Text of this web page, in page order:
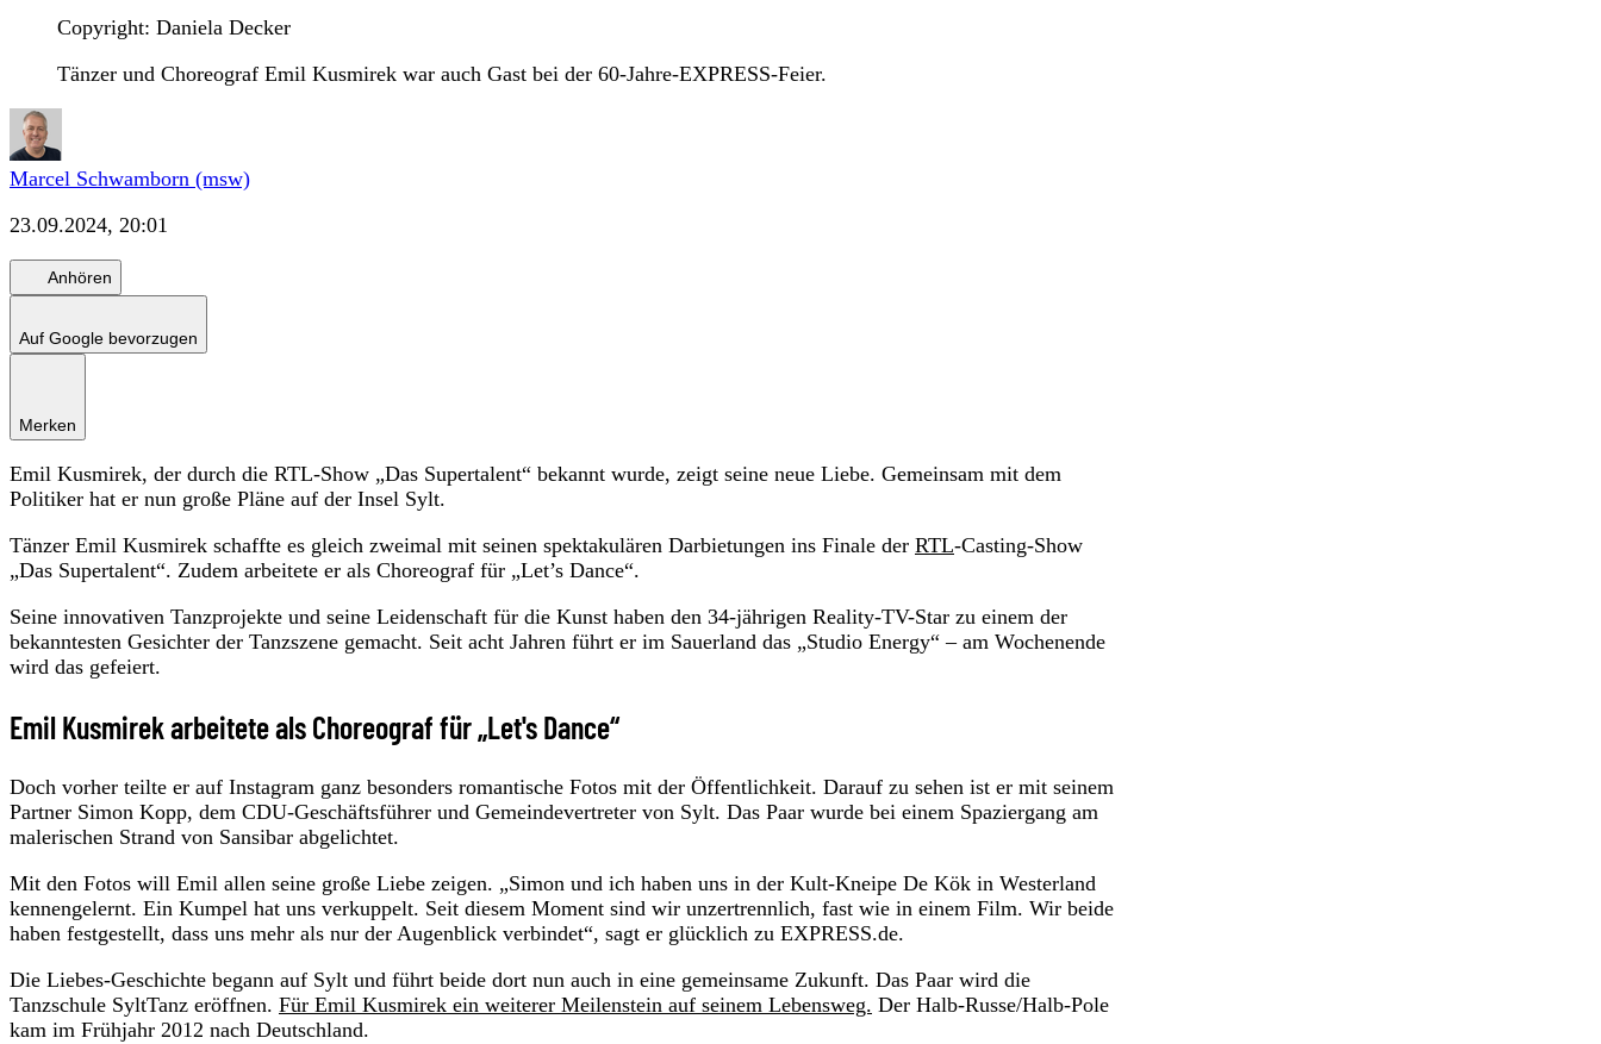
Copyright: Daniela Decker
Tänzer und Choreograf Emil Kusmirek war auch Gast bei der 60-Jahre-EXPRESS-Feier.
Marcel Schwamborn (msw)
23.09.2024, 20:01
Anhören
Auf Google bevorzugen
Merken
Emil Kusmirek, der durch die RTL-Show „Das Supertalent“ bekannt wurde, zeigt seine neue Liebe. Gemeinsam mit dem
Politiker hat er nun große Pläne auf der Insel Sylt.
Tänzer Emil Kusmirek schaffte es gleich zweimal mit seinen spektakulären Darbietungen ins Finale der RTL-Casting-Show
„Das Supertalent“. Zudem arbeitete er als Choreograf für „Let’s Dance“.
Seine innovativen Tanzprojekte und seine Leidenschaft für die Kunst haben den 34-jährigen Reality-TV-Star zu einem der
bekanntesten Gesichter der Tanzszene gemacht. Seit acht Jahren führt er im Sauerland das „Studio Energy“ – am Wochenende
wird das gefeiert.
Emil Kusmirek arbeitete als Choreograf für „Let's Dance“
Doch vorher teilte er auf Instagram ganz besonders romantische Fotos mit der Öffentlichkeit. Darauf zu sehen ist er mit seinem
Partner Simon Kopp, dem CDU-Geschäftsführer und Gemeindevertreter von Sylt. Das Paar wurde bei einem Spaziergang am
malerischen Strand von Sansibar abgelichtet.
Mit den Fotos will Emil allen seine große Liebe zeigen. „Simon und ich haben uns in der Kult-Kneipe De Kök in Westerland
kennengelernt. Ein Kumpel hat uns verkuppelt. Seit diesem Moment sind wir unzertrennlich, fast wie in einem Film. Wir beide
haben festgestellt, dass uns mehr als nur der Augenblick verbindet“, sagt er glücklich zu EXPRESS.de.
Die Liebes-Geschichte begann auf Sylt und führt beide dort nun auch in eine gemeinsame Zukunft. Das Paar wird die
Tanzschule SyltTanz eröffnen. Für Emil Kusmirek ein weiterer Meilenstein auf seinem Lebensweg. Der Halb-Russe/Halb-Pole
kam im Frühjahr 2012 nach Deutschland.